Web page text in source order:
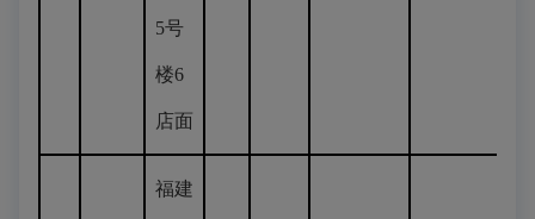
5号
楼6
店面
福建